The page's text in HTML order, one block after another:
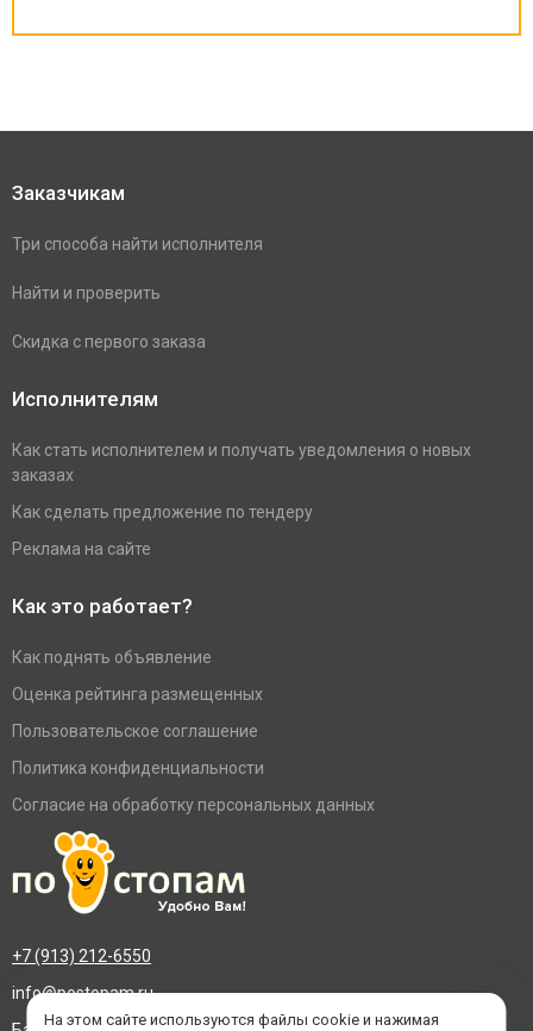
Заказчикам
Три способа найти исполнителя
Найти и проверить
Скидка с первого заказа
Исполнителям
Как стать исполнителем и получать уведомления о новых
заказах
Как сделать предложение по тендеру
Реклама на сайте
Как это работает?
Как поднять объявление
Оценка рейтинга размещенных
Пользовательское соглашение
Политика конфиденциальности
Согласие на обработку персональных данных
+7 (913) 212-6550
info@postopam.ru
На этом сайте используются файлы cookie и нажимая